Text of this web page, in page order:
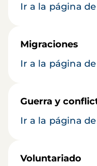
Ir a la página
Migraciones
Ir a la página
Guerra y
Ir a la página
Voluntariado